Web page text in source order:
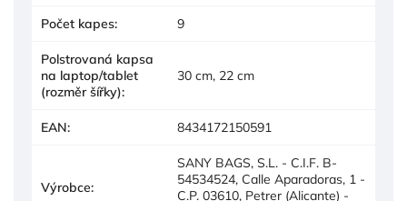
Počet kapes: 9
Polstrovaná kapsa
na laptop/tablet
(rozměr šířky):
30 cm, 22 cm
EAN: 8434172150591
Výrobce:
SANY BAGS, S.L. - C.I.F. B-
54534524, Calle Aparadoras, 1 -
C.P. 03610, Petrer (Alicante) -